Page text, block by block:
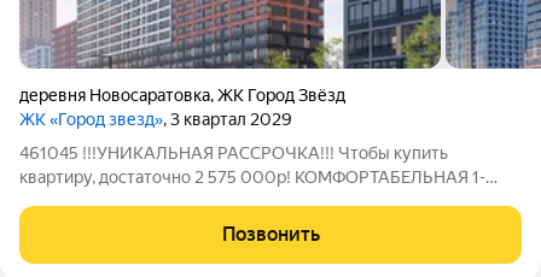
деревня Новосаратовка,ЖК Город Звёзд
ЖК «Город звезд», 3 квартал 2029
461045 !!!УНИКАЛЬНАЯ РАССРОЧКА!!! Чтобы купить
квартиру, достаточно 2 575 000р! КОМФОРТАБЕЛЬНАЯ 1-
ЗВЕЗД"!!! ОБ ОБЪЕКТЕ: + Просторная кухня-гостиная 17.05 м2!
+ Большая лоджия 7.56 м2!!! + Комфортный 4
Позвонить